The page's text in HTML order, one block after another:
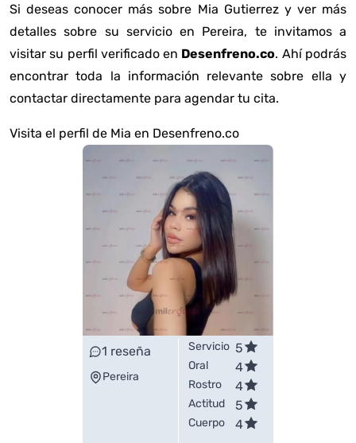
Si deseas conocer más sobre Mia Gutierrez y ver más
detalles sobre su servicio en Pereira, te invitamos a
visitar su perfil verificado en Desenfreno.co. Ahí podrás
encontrar toda la información relevante sobre ella y
contactar directamente para agendar tu cita.
Visita el perfil de Mia en Desenfreno.co
1 reseña
Pereira
Servicio 5
Oral 4
Rostro 4
Actitud 5
Cuerpo 4